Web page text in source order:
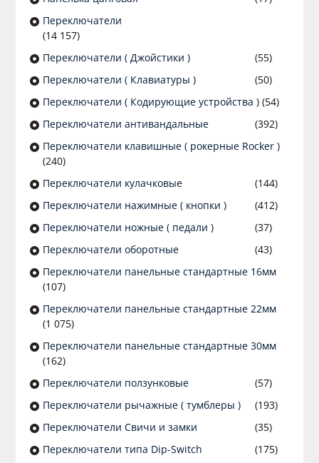
Переключатели
(14 157)
Переключатели ( Джойстики )
(55)
Переключатели ( Клавиатуры )
(50)
Переключатели ( Кодирующие устройства )(54)
Переключатели антивандальные
(392)
Переключатели клавишные ( рокерные Rocker )
(240)
Переключатели кулачковые
(144)
Переключатели нажимные ( кнопки )
(412)
Переключатели ножные ( педали )
(37)
Переключатели оборотные
(43)
Переключатели панельные стандартные 16мм
(107)
Переключатели панельные стандартные 22мм
(1 075)
Переключатели панельные стандартные 30мм
(162)
Переключатели ползунковые
(57)
Переключатели рычажные ( тумблеры )
(193)
Переключатели Свичи и замки
(35)
Переключатели типа Dip-Switch
(175)